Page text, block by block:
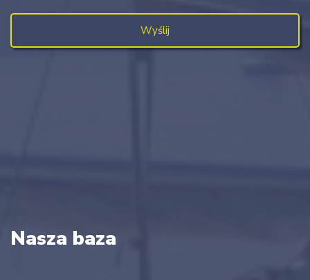
Nasza baza